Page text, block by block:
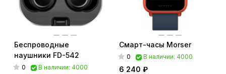
Беспроводные
наушники FD-542
0 В наличии: 4000
Смарт-часы Morser
0 В наличии: 4000
6 240 ₽